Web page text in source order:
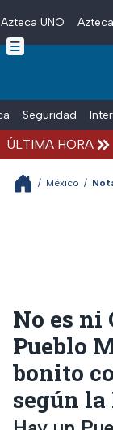
Skip to main
Azteca UNO
Seguridad
ÚLTIMA HORA
/ México /
No es
Pueblo
bonito
según la